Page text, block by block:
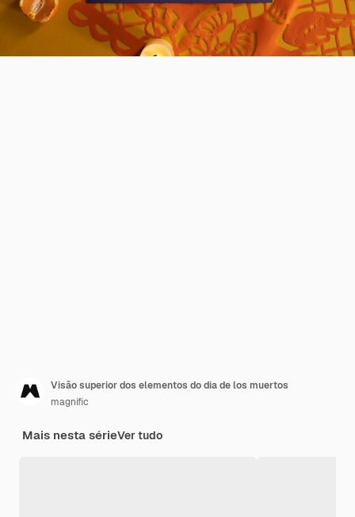
Visão superior dos elementos do dia de los muertos
magnific
Mais nesta sérieVer tudo